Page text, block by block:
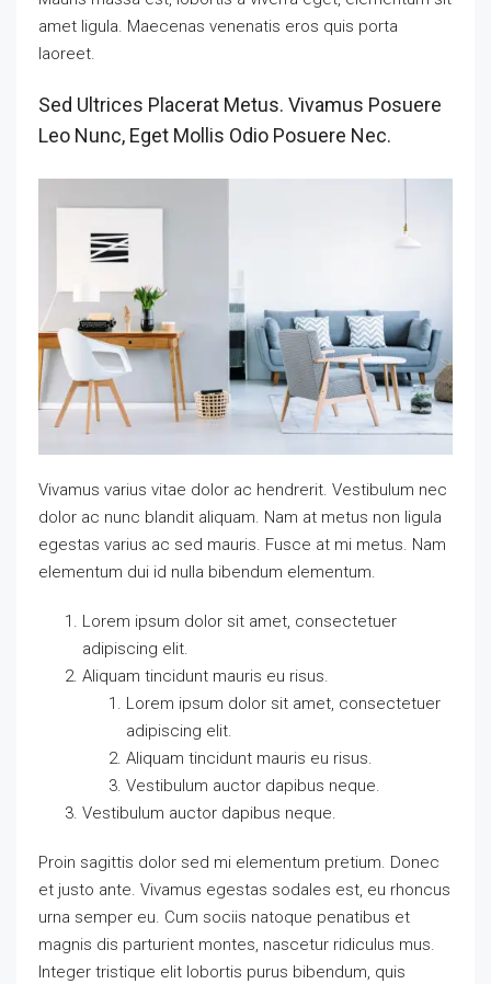
amet ligula. Maecenas venenatis eros quis porta
laoreet.
Sed Ultrices Placerat Metus. Vivamus Posuere
Leo Nunc, Eget Mollis Odio Posuere Nec.
Vivamus varius vitae dolor ac hendrerit. Vestibulum nec
dolor ac nunc blandit aliquam. Nam at metus non ligula
egestas varius ac sed mauris. Fusce at mi metus. Nam
elementum dui id nulla bibendum elementum.
Lorem ipsum dolor sit amet, consectetuer
adipiscing elit.
Aliquam tincidunt mauris eu risus.
Lorem ipsum dolor sit amet, consectetuer
adipiscing elit.
Aliquam tincidunt mauris eu risus.
Vestibulum auctor dapibus neque.
Vestibulum auctor dapibus neque.
Proin sagittis dolor sed mi elementum pretium. Donec
et justo ante. Vivamus egestas sodales est, eu rhoncus
urna semper eu. Cum sociis natoque penatibus et
magnis dis parturient montes, nascetur ridiculus mus.
Integer tristique elit lobortis purus bibendum, quis